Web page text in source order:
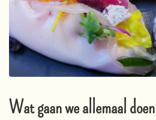
Wat gaan we allemaal doen